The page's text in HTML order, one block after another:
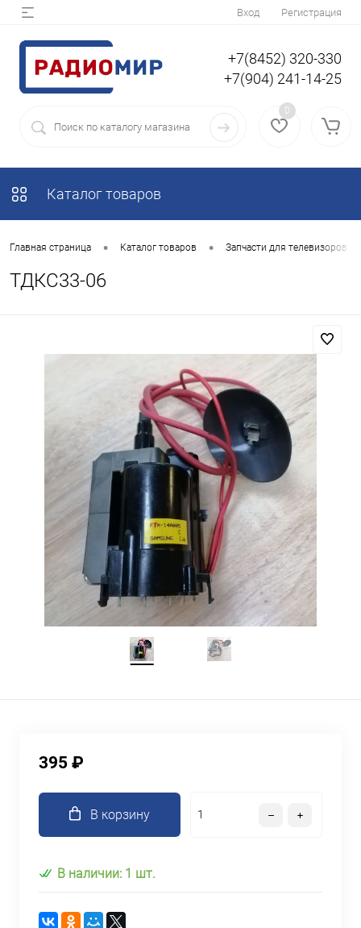
Вход Регистрация
+7(8452) 320-330
+7(904) 241-14-25
0
Каталог товаров
Главная страница • Каталог товаров • Запчасти для телевизоров
ТДКС33-06
395 ₽
В корзину
В наличии: 1 шт.